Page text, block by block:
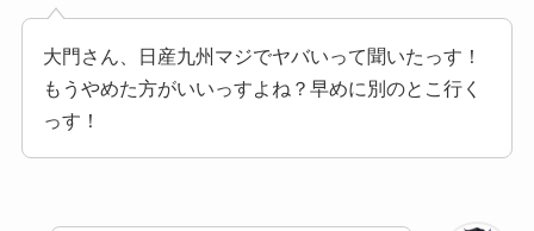
大門さん、日産九州マジでヤバいって聞いたっす！
もうやめた方がいいっすよね？早めに別のとこ行く
っす！